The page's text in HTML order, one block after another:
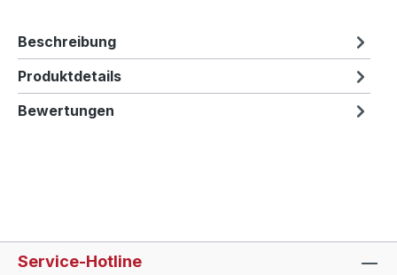
Beschreibung
Produktdetails
Bewertungen
Service-Hotline